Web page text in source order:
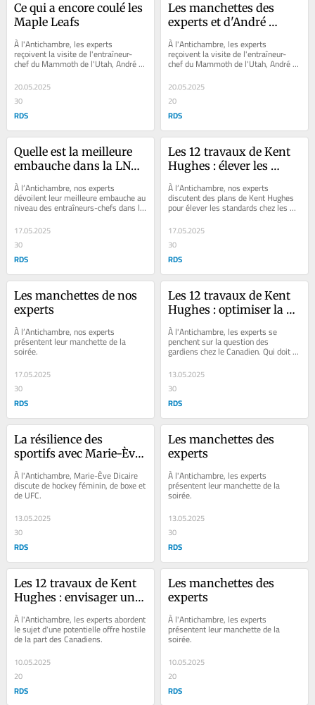
Ce qui a encore coulé les
Maple Leafs
À l'Antichambre, les experts
reçoivent la visite de l'entraîneur-
chef du Mammoth de l'Utah, André
Tourigny, qui aborde le sujet des
déboires des...
20.05.2025
30
RDS
Les manchettes des
experts et d'André
Tourigny
À l'Antichambre, les experts
reçoivent la visite de l'entraîneur-
chef du Mammoth de l'Utah, André
Tourigny, qui présente sa manchette!
20.05.2025
20
RDS
Quelle est la meilleure
embauche dans la LNH
?
À l’Antichambre, nos experts
dévoilent leur meilleure embauche au
niveau des entraîneurs-chefs dans la
17.05.2025
30
RDS
Les 12 travaux de Kent
Hughes : élever les
standards
À l’Antichambre, nos experts
discutent des plans de Kent Hughes
pour élever les standards chez les
Canadiens de Montréal.
17.05.2025
30
RDS
Les manchettes de nos
experts
À l’Antichambre, nos experts
présentent leur manchette de la
soirée.
17.05.2025
30
RDS
Les 12 travaux de Kent
Hughes : optimiser la
situation des gardiens
À l'Antichambre, les experts se
penchent sur la question des
gardiens chez le Canadien. Qui doit
rester et qui doit partir?
13.05.2025
30
RDS
La résilience des
sportifs avec Marie-Ève
Dicaire
À l'Antichambre, Marie-Ève Dicaire
discute de hockey féminin, de boxe et
de UFC.
13.05.2025
30
RDS
Les manchettes des
experts
À l'Antichambre, les experts
présentent leur manchette de la
soirée.
13.05.2025
30
RDS
Les 12 travaux de Kent
Hughes : envisager une
À l'Antichambre, les experts abordent
le sujet d'une potentielle offre hostile
de la part des Canadiens.
10.05.2025
20
RDS
Les manchettes des
experts
À l'Antichambre, les experts
présentent leur manchette de la
soirée.
10.05.2025
20
RDS